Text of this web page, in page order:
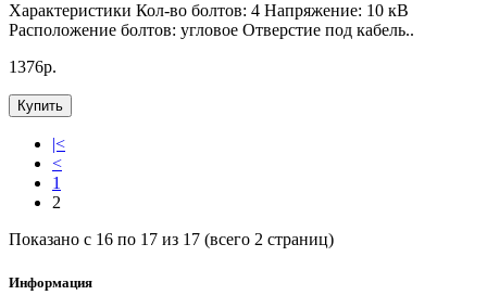
Характеристики Кол-во болтов: 4 Напряжение: 10 кВ
Расположение болтов: угловое Отверстие под кабель..
1376р.
Купить
|<
<
1
2
Показано с 16 по 17 из 17 (всего 2 страниц)
Информация